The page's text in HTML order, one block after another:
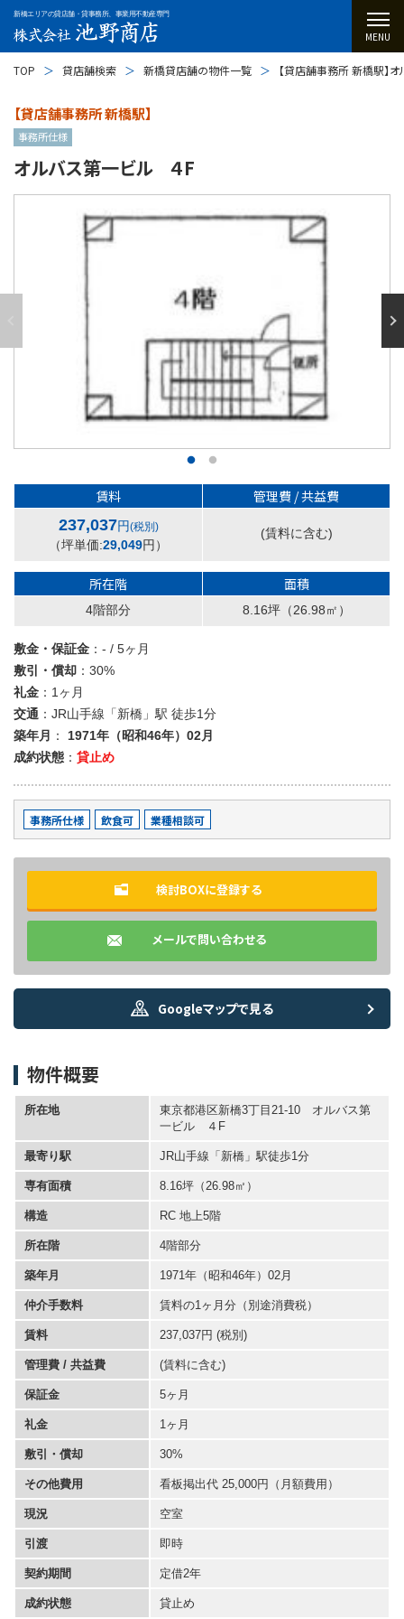
新橋エリアの貸店舗・貸事務所、事業用不動産専門
MENU
TOP 貸店舗検索 新橋貸店舗の物件一覧 【貸店舗事務所 新橋駅】
【貸店舗事務所 新橋駅】
事務所仕様
オルバス第一ビル ４F
賃料
管理費 / 共益費
237,037円(税別)
（坪単価:29,049円）
(賃料に含む)
所在階 面積
4階部分 8.16坪（26.98㎡）
敷金・保証金 ：- / 5ヶ月
敷引・償却 ：30%
礼金 ：1ヶ月
交通 ：JR山手線「新橋」駅 徒歩1分
築年月
： 1971年（昭和46年）02月
成約状態 ： 貸止め
事務所仕様 飲食可 業種相談可
検討BOXに登録する
メールで問い合わせる
Googleマップで見る
物件概要
所在地
東京都港区新橋3丁目21-10 オルバス第
一ビル ４F
最寄り駅 JR山手線「新橋」駅徒歩1分
専有面積 8.16坪 （26.98㎡）
構造 RC 地上5階
所在階 4階部分
築年月 1971年（昭和46年）02月
仲介手数料 賃料の1ヶ月分（別途消費税）
賃料 237,037円 (税別)
管理費 / 共益費 (賃料に含む)
保証金 5ヶ月
礼金 1ヶ月
敷引・償却 30%
その他費用 看板掲出代 25,000円（月額費用）
現況 空室
引渡 即時
契約期間 定借2年
成約状態 貸止め